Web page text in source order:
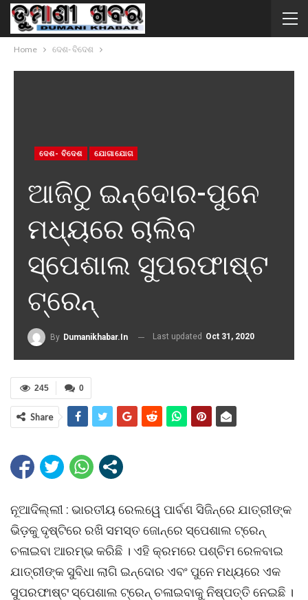
Home ଦେଶ- ବିଦେଶ
ଦେଶ- ବିଦେଶ ଯୋଗାଯୋଗ
ଆଜିଠୁ ଇନ୍ଦୋର-ପୁନେ
ମଧ୍ୟରେ ଚାଲିବ
ସ୍ପେଶାଲ ସୁପରଫାଷ୍ଟ
ଟ୍ରେନ୍
By Dumanikhabar.in Last updated Oct 31, 2020
0
245
Share
ନୂଆଦିଲ୍ଲୀ : ଭାରତୀୟ ରେଲୱେ ପାର୍ବଣ ସିଜିନ୍ରେ ଯାତ୍ରୀଙ୍କ
ଭିଡ଼କୁ ଦୃଷ୍ଟିରେ ରଖି ସମସ୍ତ ଜୋନ୍ରେ ସ୍ପେଶାଲ ଟ୍ରେନ୍
ଚଳାଇବା ଆରମ୍ଭ କରିଛି । ଏହି କ୍ରମରେ ପଶ୍ଚିମ ରେଳବାଇ
ଯାତ୍ରୀଙ୍କ ସୁବିଧା ଲାଗି ଇନ୍ଦୋର ଏବଂ ପୁନେ ମଧ୍ୟରେ ଏକ
ସୁପରଫାଷ୍ଟ ସ୍ପେଶାଲ ଟ୍ରେନ୍ ଚଳାଇବାକୁ ନିଷ୍ପତ୍ତି ନେଇଛି ।